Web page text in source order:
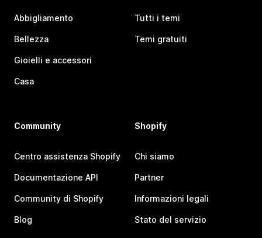
Abbigliamento
Bellezza
Gioielli e accessori
Casa
Tutti i temi
Temi gratuiti
Community
Centro assistenza Shopify
Documentazione API
Community di Shopify
Blog
Shopify
Chi siamo
Partner
Informazioni legali
Stato del servizio